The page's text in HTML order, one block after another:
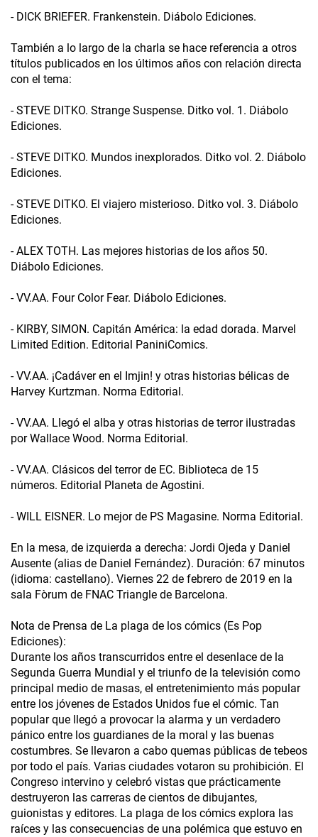
- DICK BRIEFER. Frankenstein. Diábolo Ediciones.
También a lo largo de la charla se hace referencia a otros
títulos publicados en los últimos años con relación directa
con el tema:
- STEVE DITKO. Strange Suspense. Ditko vol. 1. Diábolo
Ediciones.
- STEVE DITKO. Mundos inexplorados. Ditko vol. 2. Diábolo
Ediciones.
- STEVE DITKO. El viajero misterioso. Ditko vol. 3. Diábolo
Ediciones.
- ALEX TOTH. Las mejores historias de los años 50.
Diábolo Ediciones.
- VV.AA. Four Color Fear. Diábolo Ediciones.
- KIRBY, SIMON. Capitán América: la edad dorada. Marvel
Limited Edition. Editorial PaniniComics.
- VV.AA. ¡Cadáver en el Imjin! y otras historias bélicas de
Harvey Kurtzman. Norma Editorial.
- VV.AA. Llegó el alba y otras historias de terror ilustradas
por Wallace Wood. Norma Editorial.
- VV.AA. Clásicos del terror de EC. Biblioteca de 15
números. Editorial Planeta de Agostini.
- WILL EISNER. Lo mejor de PS Magasine. Norma Editorial.
En la mesa, de izquierda a derecha: Jordi Ojeda y Daniel
Ausente (alias de Daniel Fernández). Duración: 67 minutos
(idioma: castellano). Viernes 22 de febrero de 2019 en la
sala Fòrum de FNAC Triangle de Barcelona.
Nota de Prensa de La plaga de los cómics (Es Pop
Ediciones):
Durante los años transcurridos entre el desenlace de la
Segunda Guerra Mundial y el triunfo de la televisión como
principal medio de masas, el entretenimiento más popular
entre los jóvenes de Estados Unidos fue el cómic. Tan
popular que llegó a provocar la alarma y un verdadero
pánico entre los guardianes de la moral y las buenas
costumbres. Se llevaron a cabo quemas públicas de tebeos
por todo el país. Varias ciudades votaron su prohibición. El
Congreso intervino y celebró vistas que prácticamente
destruyeron las carreras de cientos de dibujantes,
guionistas y editores. La plaga de los cómics explora las
raíces y las consecuencias de una polémica que estuvo en